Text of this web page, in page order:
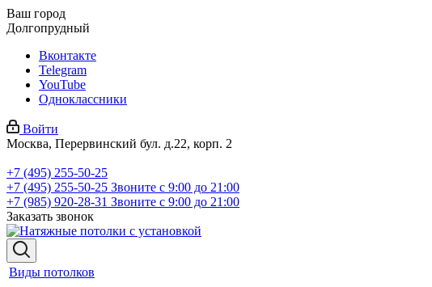
Ваш город
Долгопрудный
Вконтакте
Telegram
YouTube
Одноклассники
Войти
Москва, Перервинский бул. д.22, корп. 2
+7 (495) 255-50-25
+7 (495) 255-50-25 Звоните с 9:00 до 21:00
+7 (985) 920-28-31 Звоните с 9:00 до 21:00
Заказать звонок
Виды потолков